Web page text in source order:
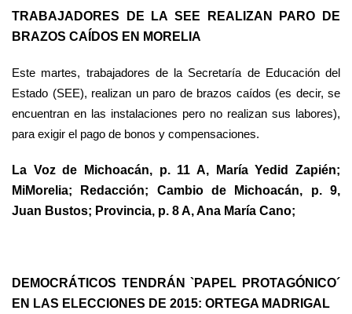
TRABAJADORES DE LA SEE REALIZAN PARO DE
BRAZOS CAÍDOS EN MORELIA
Este martes, trabajadores de la Secretaría de Educación del
Estado (SEE), realizan un paro de brazos caídos (es decir, se
encuentran en las instalaciones pero no realizan sus labores),
para exigir el pago de bonos y compensaciones.
La Voz de Michoacán, p. 11 A, María Yedid Zapién;
MiMorelia; Redacción; Cambio de Michoacán, p. 9,
Juan Bustos; Provincia, p. 8 A, Ana María Cano;
DEMOCRÁTICOS TENDRÁN `PAPEL PROTAGÓNICO´
EN LAS ELECCIONES DE 2015: ORTEGA MADRIGAL